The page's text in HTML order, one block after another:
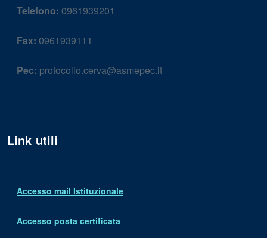
Telefono: 0961939201
Fax: 0961939111
Pec: protocollo.cerva@asmepec.it
Link utili
Accesso mail Istituzionale
Accesso posta certificata